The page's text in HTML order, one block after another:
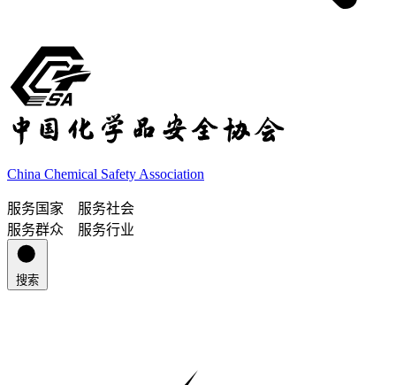
China Chemical Safety Association
服务国家 服务社会
服务群众 服务行业
搜索